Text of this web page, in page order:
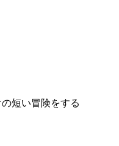
短い冒険をする